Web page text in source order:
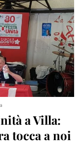
a Villa:
tocca a noi